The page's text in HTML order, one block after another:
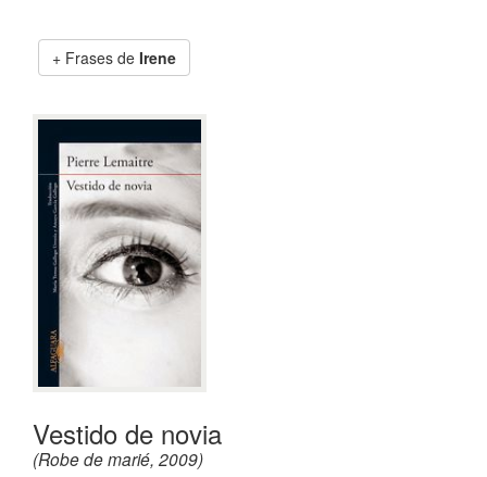
Frases de Irene
Vestido de novia
(Robe de marié, 2009)